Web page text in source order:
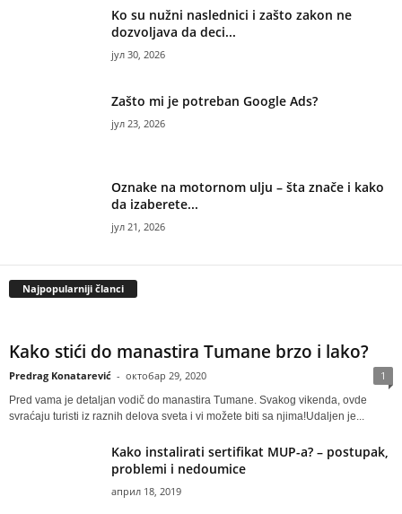
Ko su nužni naslednici i zašto zakon ne
dozvoljava da deci...
јул 30, 2026
Zašto mi je potreban Google Ads?
јул 23, 2026
Oznake na motornom ulju – šta znače i kako
da izaberete...
јул 21, 2026
Najpopularniji članci
Kako stići do manastira Tumane brzo i lako?
Predrag Konatarević - октобар 29, 2020 1
Pred vama je detaljan vodič do manastira Tumane. Svakog vikenda, ovde
svraćaju turisti iz raznih delova sveta i vi možete biti sa njima!Udaljen je...
Kako instalirati sertifikat MUP-a? – postupak,
problemi i nedoumice
април 18, 2019